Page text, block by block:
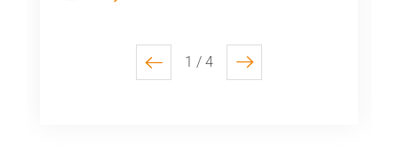
previous1 / 4 next